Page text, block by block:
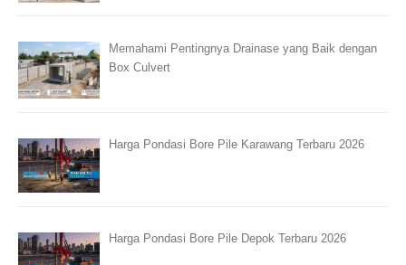
Memahami Pentingnya Drainase yang Baik dengan
Box Culvert
Harga Pondasi Bore Pile Karawang Terbaru 2026
Harga Pondasi Bore Pile Depok Terbaru 2026